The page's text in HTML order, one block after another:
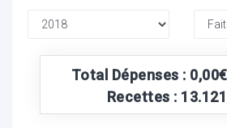
Total Dépenses :
Recettes :